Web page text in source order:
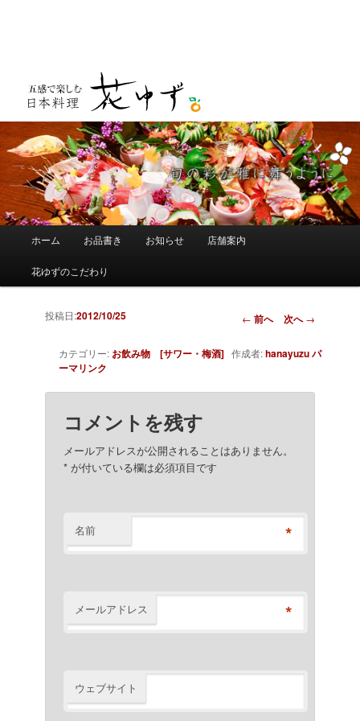
メインコンテンツへ移動
サブコンテンツへ移動
ホーム お品書き お知らせ 店舗案内
花ゆずのこだわり
投稿ナビゲーショ
← 前へ 次へ→
投稿日:2012/10/25
カテゴリー: お飲み物 [サワー・梅酒] 作成者:hanayuzuパ
ーマリンク
コメントを残す
メールアドレスが公開されることはありません。
*が付いている欄は必須項目です
名前 *
メールアドレス *
ウェブサイト